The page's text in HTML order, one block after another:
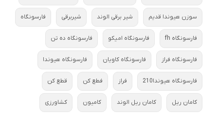
سوزن هیوندا قدیم شیر برقی الوند شیربرقی فارسونگاه
فارسونگاه fh فارسونگاه امیکو فارسونگاه ده تن
فارسونگاه فراز فارسونگاه کاویان فارسونگاه هیوندا
فارسونگاه هیوندا210 فراز فطع کن قطع کن
کامان ریل کامان ریل الوند کامیون کشاورزی